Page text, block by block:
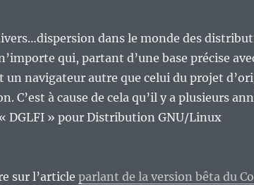
dans le monde des
qui, partant d’une base précise
un navigateur autre que celui du projet
C’est à cause de cela qu’il y a plusieurs
DGLFI » pour Distribution GNU/Linux
sur l’article parlant de la version bêta du